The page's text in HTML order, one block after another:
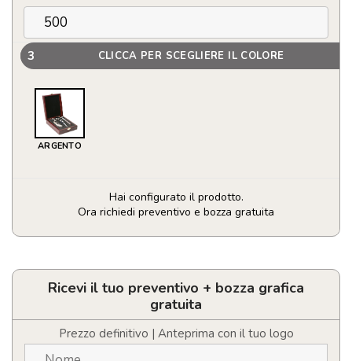
3 CLICCA PER SCEGLIERE IL COLORE
ARGENTO
Hai configurato il prodotto.
Ora richiedi preventivo e bozza gratuita
Set
4
legno
personalizzabile
Ricevi il tuo preventivo + bozza grafica
gratuita
Prezzo definitivo | Anteprima con il tuo logo